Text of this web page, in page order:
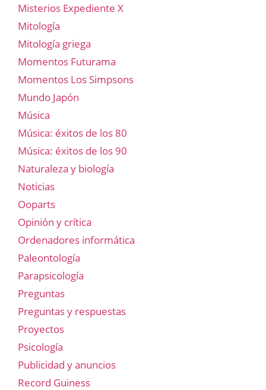
Misterios Expediente X
Mitología
Mitología griega
Momentos Futurama
Momentos Los Simpsons
Mundo Japón
Música
Música: éxitos de los 80
Música: éxitos de los 90
Naturaleza y biología
Noticias
Ooparts
Opinión y crítica
Ordenadores informática
Paleontología
Parapsicología
Preguntas
Preguntas y respuestas
Proyectos
Psicología
Publicidad y anuncios
Record Guiness